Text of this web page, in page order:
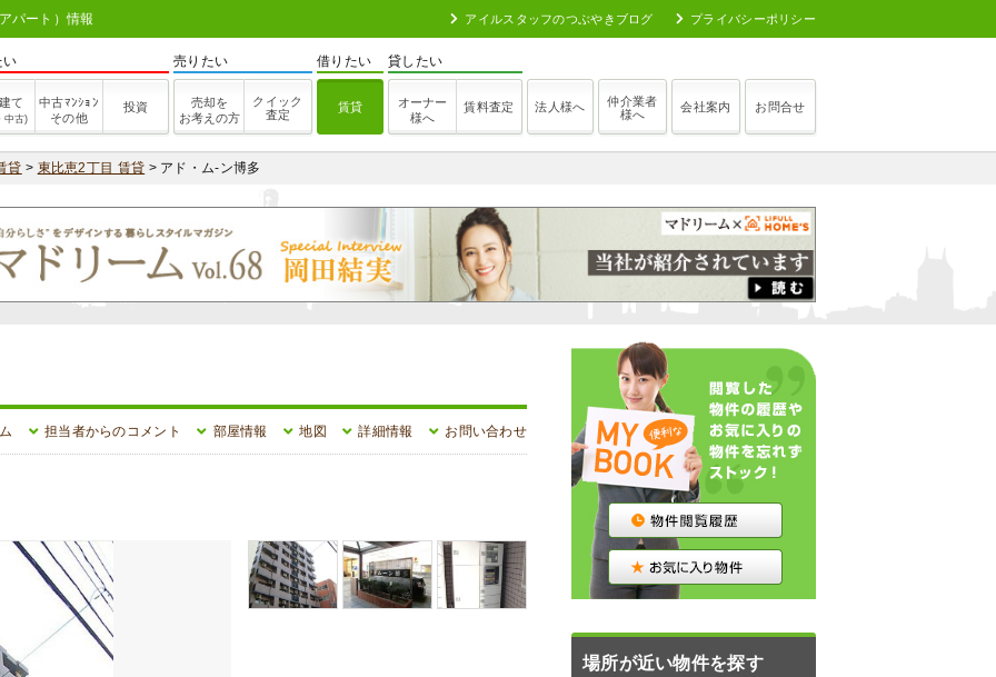
パート）情報 アイルスタッフのつぶやきブログ プライバシーポリシー
い
て
中古)
中古ﾏﾝｼｮﾝ
その他
投資
売りたい
売却を
お考えの方
クイック
査定
借りたい
賃貸
貸したい
オーナー
様へ
賃料査定 法人様へ
仲介業者
様へ
会社案内 お問合せ
貸 > 東比恵2丁目 賃貸 > アド・ム-ン博多
担当者からのコメント 部屋情報 地図 詳細情報 お問い合わせ
場所が近い物件を探す